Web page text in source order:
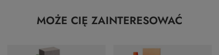
MOŻE CIĘ ZAINTERESOWAĆ